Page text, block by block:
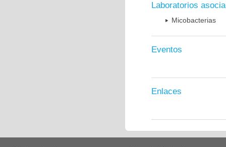
Laboratorios
Micobacterias
Eventos
Enlaces